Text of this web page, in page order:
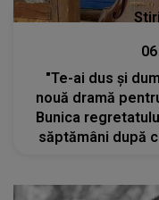
"Te-ai dus și
nouă dramă
Bunica
săptămâni după